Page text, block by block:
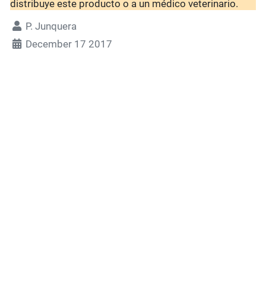
distribuye este producto o a un médico veterinario.
P. Junquera
December 17 2017